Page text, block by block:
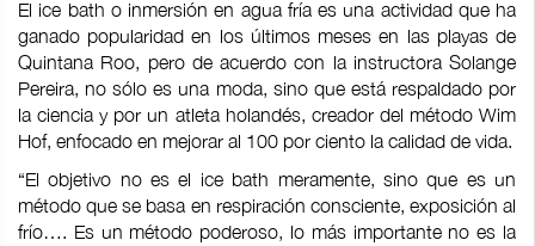
El ice bath o inmersión en agua fría es una actividad que ha
ganado popularidad en los últimos meses en las playas de
Quintana Roo, pero de acuerdo con la instructora Solange
Pereira, no sólo es una moda, sino que está respaldado por
la ciencia y por un atleta holandés, creador del método Wim
Hof, enfocado en mejorar al 100 por ciento la calidad de vida.
“El objetivo no es el ice bath meramente, sino que es un
método que se basa en respiración consciente, exposición al
frío…. Es un método poderoso, lo más importante no es la